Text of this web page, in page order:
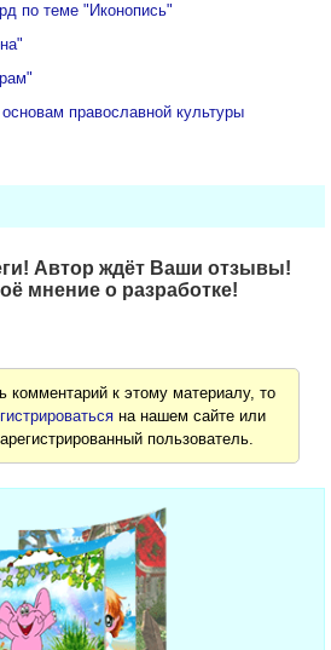
по теме "Иконопись"
православной культуры
Автор ждёт Ваши отзывы!
мнение о разработке!
комментарий к этому материалу, то
на нашем сайте или
пользователь.